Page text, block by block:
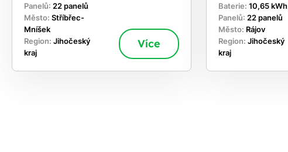
Panelů: 22 panelů
Město: Stříbřec-
Mníšek
Region: Jihočeský
kraj
Více
Baterie:10,65 kWh
Panelů:22 panelů
Město: Rájov
Region:Jihočeský
kraj